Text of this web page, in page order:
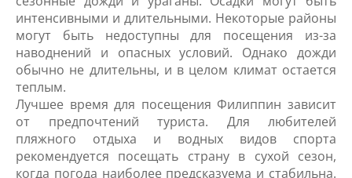
интенсивными и длительными. Некоторые районы
могут быть недоступны для посещения из-за
наводнений и опасных условий. Однако дожди
обычно не длительны, и в целом климат остается
теплым.
Лучшее время для посещения Филиппин зависит
от предпочтений туриста. Для любителей
пляжного отдыха и водных видов спорта
рекомендуется посещать страну в сухой сезон,
когда погода наиболее предсказуема и стабильна.